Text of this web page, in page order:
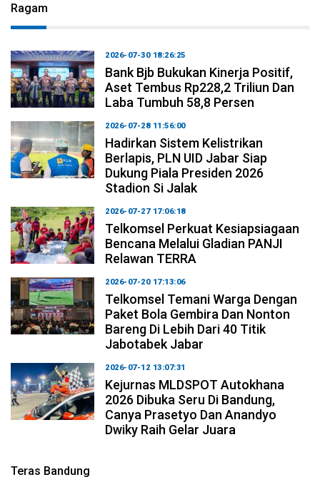
Ragam
2026-07-30 18:26:25
Bank Bjb Bukukan Kinerja Positif,
Aset Tembus Rp228,2 Triliun Dan
Laba Tumbuh 58,8 Persen
2026-07-28 11:56:00
Hadirkan Sistem Kelistrikan
Berlapis, PLN UID Jabar Siap
Dukung Piala Presiden 2026
Stadion Si Jalak
2026-07-27 17:06:18
Telkomsel Perkuat Kesiapsiagaan
Bencana Melalui Gladian PANJI
Relawan TERRA
2026-07-20 17:13:06
Telkomsel Temani Warga Dengan
Paket Bola Gembira Dan Nonton
Bareng Di Lebih Dari 40 Titik
Jabotabek Jabar
2026-07-12 13:07:31
Kejurnas MLDSPOT Autokhana
2026 Dibuka Seru Di Bandung,
Canya Prasetyo Dan Anandyo
Dwiky Raih Gelar Juara
Teras Bandung